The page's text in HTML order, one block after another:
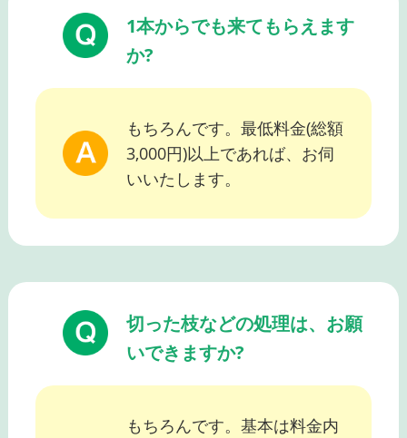
1本からでも来てもらえます
か?
もちろんです。最低料金(総額
3,000円)以上であれば、お伺
いいたします。
切った枝などの処理は、お願
いできますか?
もちろんです。基本は料金内